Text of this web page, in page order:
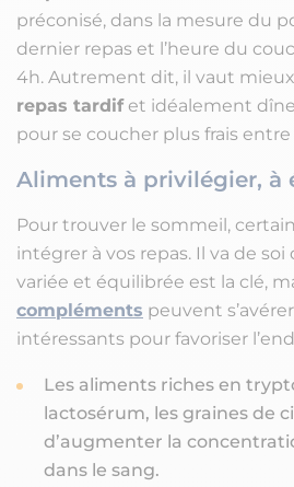
préconisé, dans la mesure du
dernier repas et l’heure du
4h. Autrement dit, il vaut mieux
repas tardifet idéalement
pour se coucher plus frais entre
Aliments à privilégier, à
Pour trouver le sommeil,
intégrer à vos repas. Il va de
variée et équilibrée est la clé,
compléments peuvent
intéressants pour favoriser
Les aliments riches en
lactosérum, les graines de
d’augmenter la
dans le sang.